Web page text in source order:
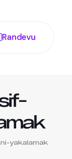
Randevu
yakalamak